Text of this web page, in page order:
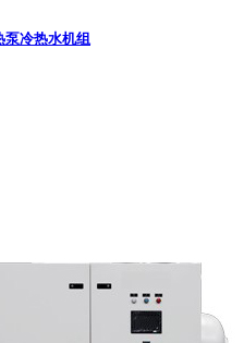
泵冷热水机组